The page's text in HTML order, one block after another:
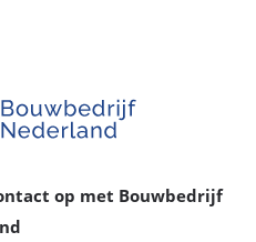
op met Bouwbedrijf